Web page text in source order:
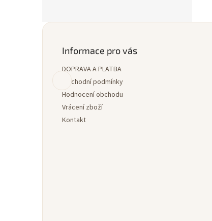
Informace pro vás
DOPRAVA A PLATBA
Obchodní podmínky
Hodnocení obchodu
Vrácení zboží
Kontakt